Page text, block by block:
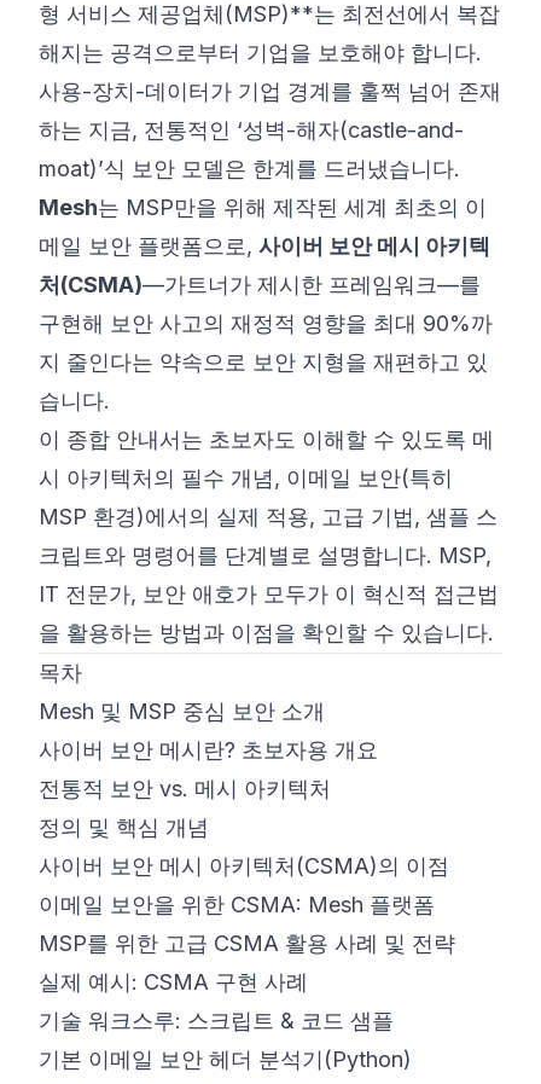
형 서비스 제공업체(MSP)**는 최전선에서 복잡
해지는 공격으로부터 기업을 보호해야 합니다.
사용-장치-데이터가 기업 경계를 훌쩍 넘어 존재
하는 지금, 전통적인 ‘성벽-해자(castle-and-
moat)’식 보안 모델은 한계를 드러냈습니다.
Mesh는 MSP만을 위해 제작된 세계 최초의 이
메일 보안 플랫폼으로, 사이버 보안 메시 아키텍
처(CSMA)—가트너가 제시한 프레임워크—를
구현해 보안 사고의 재정적 영향을 최대 90%까
지 줄인다는 약속으로 보안 지형을 재편하고 있
습니다.
이 종합 안내서는 초보자도 이해할 수 있도록 메
시 아키텍처의 필수 개념, 이메일 보안(특히
MSP 환경)에서의 실제 적용, 고급 기법, 샘플 스
크립트와 명령어를 단계별로 설명합니다. MSP,
IT 전문가, 보안 애호가 모두가 이 혁신적 접근법
을 활용하는 방법과 이점을 확인할 수 있습니다.
목차
Mesh 및 MSP 중심 보안 소개
사이버 보안 메시란? 초보자용 개요
전통적 보안 vs. 메시 아키텍처
정의 및 핵심 개념
사이버 보안 메시 아키텍처(CSMA)의 이점
이메일 보안을 위한 CSMA: Mesh 플랫폼
MSP를 위한 고급 CSMA 활용 사례 및 전략
실제 예시: CSMA 구현 사례
기술 워크스루: 스크립트 & 코드 샘플
기본 이메일 보안 헤더 분석기(Python)